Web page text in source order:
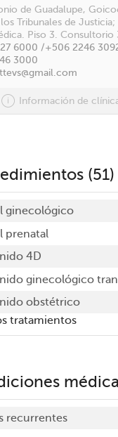
de Guadalupe,
Tribunales de
Piso 3. Consultorio
6000 /+506 2246
3000
Información de
(51)
ginecológico
prenatal
4D
ginecológico
obstétrico
tratamientos
recurrentes